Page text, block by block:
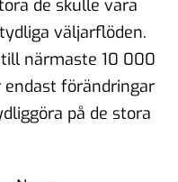
de skulle vara
väljarflöden.
närmaste 10 000
endast förändringar
på de stora